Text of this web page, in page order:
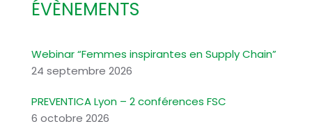
ÉVÈNEMENTS
Webinar “Femmes inspirantes en Supply Chain”
24 septembre 2026
PREVENTICA Lyon – 2 conférences FSC
6 octobre 2026